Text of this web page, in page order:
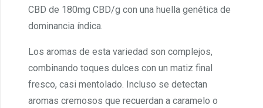
CBD de 180mg CBD/g con una huella genética de
dominancia índica.
Los aromas de esta variedad son complejos,
combinando toques dulces con un matiz final
fresco, casi mentolado. Incluso se detectan
aromas cremosos que recuerdan a caramelo o